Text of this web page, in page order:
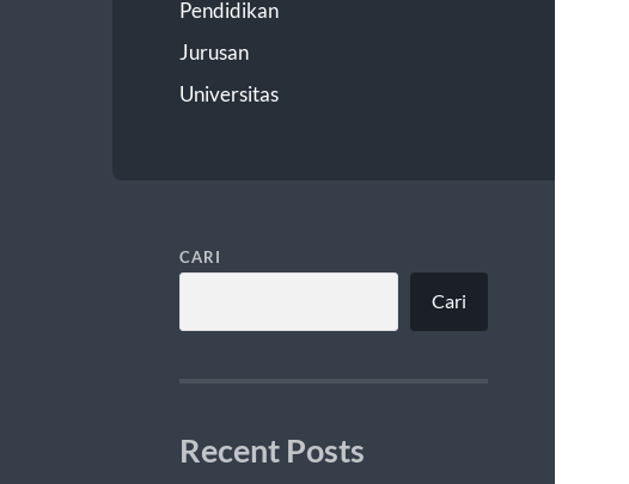
Pendidikan
Jurusan
Universitas
CARI
Cari
Recent Posts